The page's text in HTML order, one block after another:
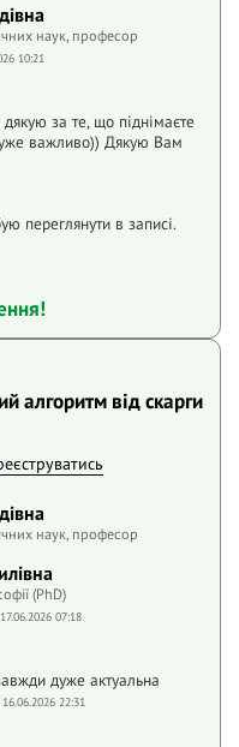
наук, професор
10:21
за те, що піднімаєте
важливо)) Дякую Вам
переглянути в записі.
алгоритм від скарги
наук, професор
(PhD)
17.06.2026 07:18
дуже актуальна
16.06.2026 22:31